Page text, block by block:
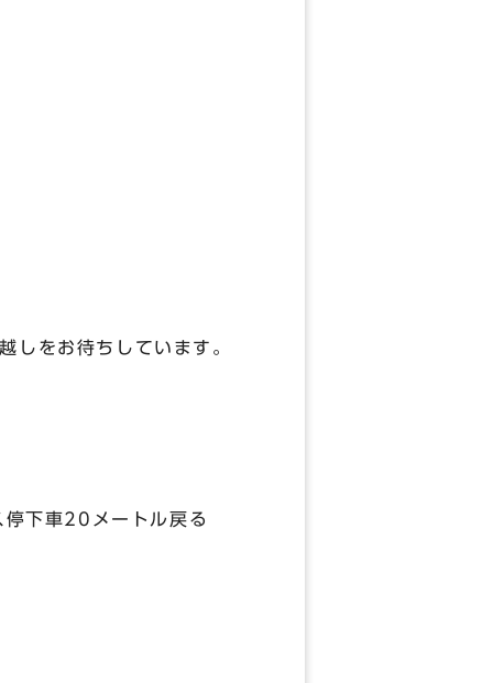
しをお待ちしています。
車20メートル戻る